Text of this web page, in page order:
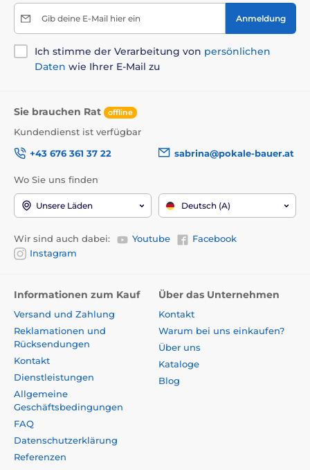
Gib deine E-Mail hier ein Anmeldung
Ich stimme der Verarbeitung von persönlichen
Daten wie Ihrer E-Mail zu
Sie brauchen Rat offline
Kundendienst ist verfügbar
+43 676 361 37 22
sabrina@pokale-bauer.at
Wo Sie uns finden
Unsere Läden Deutsch (A)
Wir sind auch dabei: Youtube
Facebook
Instagram
Informationen zum Kauf
Versand und Zahlung
Reklamationen und
Rücksendungen
Kontakt
Dienstleistungen
Allgemeine
Geschäftsbedingungen
FAQ
Datenschutzerklärung
Referenzen
Über das Unternehmen
Kontakt
Warum bei uns einkaufen?
Über uns
Kataloge
Blog